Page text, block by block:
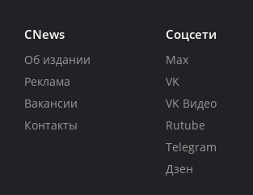
CNews
Об издании
Реклама
Вакансии
Контакты
Соцсети
Max
VK
VK Видео
Rutube
Telegram
Дзен